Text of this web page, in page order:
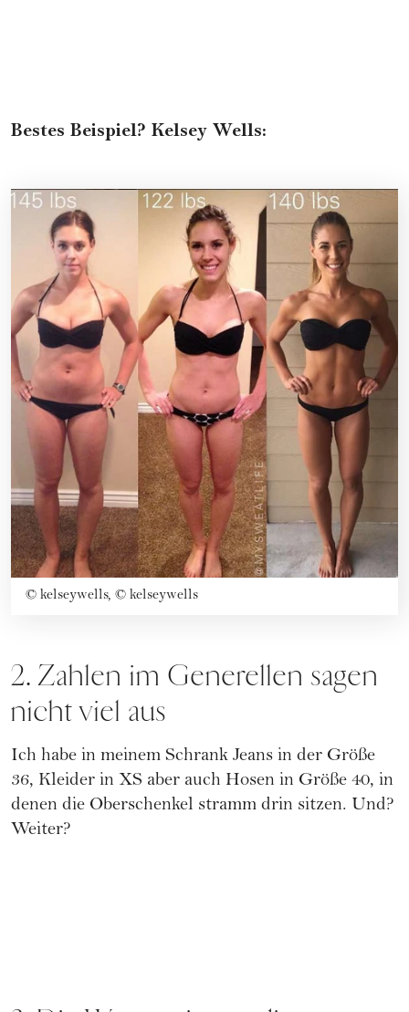
Bestes Beispiel? Kelsey Wells:
© kelseywells, © kelseywells
2. Zahlen im Generellen sagen
nicht viel aus
Ich habe in meinem Schrank Jeans in der Größe
36, Kleider in XS aber auch Hosen in Größe 40, in
denen die Oberschenkel stramm drin sitzen. Und?
Weiter?